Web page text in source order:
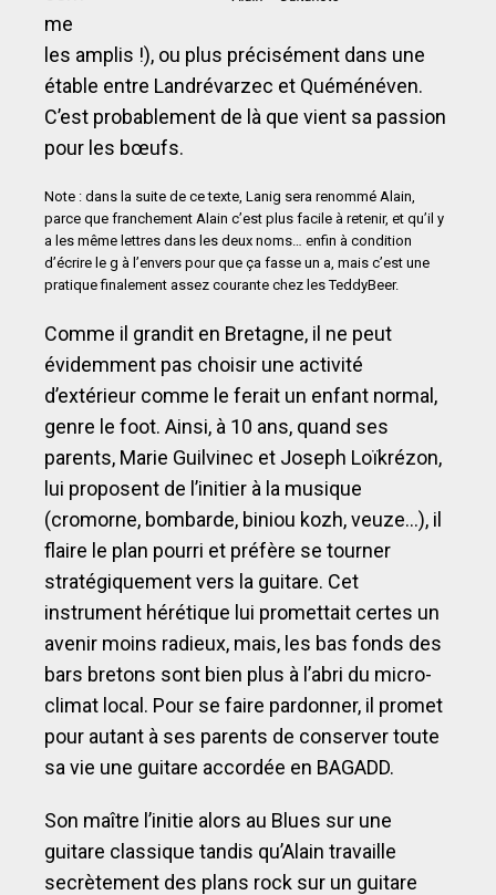
me
les amplis !), ou plus précisément dans une
étable entre Landrévarzec et Quéménéven.
C’est probablement de là que vient sa passion
pour les bœufs.
Note : dans la suite de ce texte, Lanig sera renommé Alain,
parce que franchement Alain c’est plus facile à retenir, et qu’il y
a les même lettres dans les deux noms… enfin à condition
d’écrire le g à l’envers pour que ça fasse un a, mais c’est une
pratique finalement assez courante chez les TeddyBeer.
Comme il grandit en Bretagne, il ne peut
évidemment pas choisir une activité
d’extérieur comme le ferait un enfant normal,
genre le foot. Ainsi, à 10 ans, quand ses
parents, Marie Guilvinec et Joseph Loïkrézon,
lui proposent de l’initier à la musique
(cromorne, bombarde, biniou kozh, veuze…), il
flaire le plan pourri et préfère se tourner
stratégiquement vers la guitare. Cet
instrument hérétique lui promettait certes un
avenir moins radieux, mais, les bas fonds des
bars bretons sont bien plus à l’abri du micro-
climat local. Pour se faire pardonner, il promet
pour autant à ses parents de conserver toute
sa vie une guitare accordée en BAGADD.
Son maître l’initie alors au Blues sur une
guitare classique tandis qu’Alain travaille
secrètement des plans rock sur un guitare